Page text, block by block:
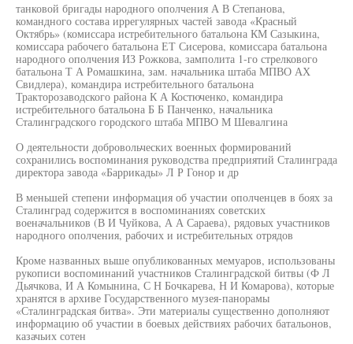
танковой бригады народного ополчения А В Степанова,
командного состава иррегулярных частей завода «Красный
Октябрь» (комиссара истребительного батальона КМ Сазыкина,
комиссара рабочего батальона ЕТ Сисерова, комиссара батальона
народного ополчения ИЗ Рожкова, замполита 1-го стрелкового
батальона Т А Ромашкина, зам. начальника штаба МПВО АХ
Свидлера), командира истребительного батальона
Тракторозаводского района К А Костюченко, командира
истребительного батальона Б Б Панченко, начальника
Сталинградского городского штаба МПВО М Шевалгина
О деятельности добровольческих военных формирований
сохранились воспоминания руководства предприятий Сталинграда
директора завода «Баррикады» Л Р Гонор и др
В меньшей степени информация об участии ополченцев в боях за
Сталинград содержится в воспоминаниях советских
военачальников (В И Чуйкова, А А Сараева), рядовых участников
народного ополчения, рабочих и истребительных отрядов
Кроме названных выше опубликованных мемуаров, использованы
рукописи воспоминаний участников Сталинградской битвы (Ф Л
Дьячкова, И А Комынина, С Н Бочкарева, Н И Комарова), которые
хранятся в архиве Государственного музея-панорамы
«Сталинградская битва». Эти материалы существенно дополняют
информацию об участии в боевых действиях рабочих батальонов,
казачьих сотен